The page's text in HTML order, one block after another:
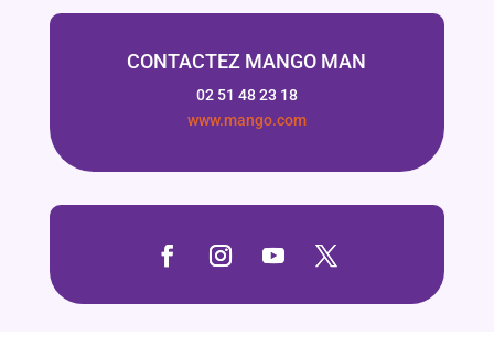
CONTACTEZ MANGO MAN
02 51 48 23 18
www.mango.com